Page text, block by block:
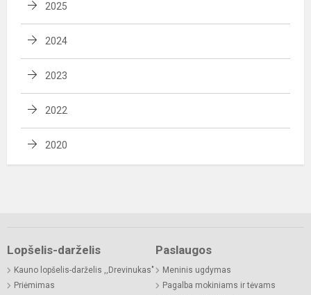
2025
2024
2023
2022
2020
Lopšelis-darželis
Kauno lopšelis-darželis ,,Drevinukas"
Priėmimas
Paslaugos
Meninis ugdymas
Pagalba mokiniams ir tėvams